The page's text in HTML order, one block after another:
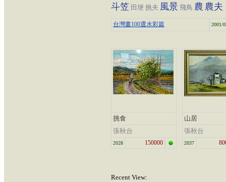
斗笠 田埂 挑夫 風景 飛鳥 農 農夫
台灣畫100選水彩篇 2001/
挑食
張秋台
2028 150000
山居
張秋台
2037
Recent View: